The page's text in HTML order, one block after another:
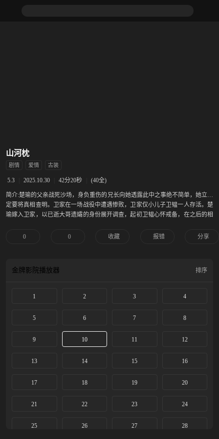
山河枕
剧情 爱情 古装
5.3 2025.10.30 42分20秒 (40全)
简介:楚瑜的父亲战死沙场，身负重伤的兄长向她透露此中之事绝不简单，她立誓
定要将真相查明。卫家在一场战役中遭遇惨败，卫家仅小儿子卫韫一人存活。楚
瑜嫁入卫家，以已逝大哥遗孀的身份展开调查，起初卫韫心怀戒备，在之后的相
验，共同抵御外敌，深入调查真相，携手守护大好山河。
0 0 收藏 报错 分享
金牌影院播放器 排序
1 2 3 4
5 6 7 8
9 10 11 12
13 14 15 16
17 18 19 20
21 22 23 24
25 26 27 28